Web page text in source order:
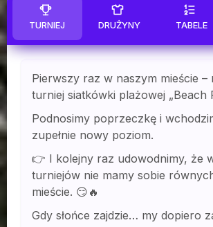
TURNIEJ DRUŻYNY TABELE
Pierwszy raz w naszym mieście –
turniej siatkówki plażowej „Beach
Podnosimy poprzeczkę i
zupełnie nowy poziom.
👉 I kolejny raz udowodnimy, że
turniejów nie mamy sobie
mieście. 😏🔥
Gdy słońce zajdzie… my dopiero